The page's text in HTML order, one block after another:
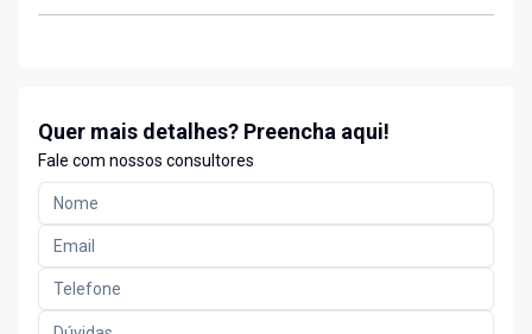
Quer mais detalhes? Preencha aqui!
Fale com nossos consultores